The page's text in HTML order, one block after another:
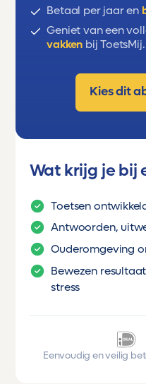
verslag
synoniemen
Betaal per jaar en
Geniet van een
vakken bij ToetsMij.
Kies dit
Wat krijg je bij
Toetsen
Antwoorden,
Ouderomgeving
Bewezen
stress
Eenvoudig en veilig